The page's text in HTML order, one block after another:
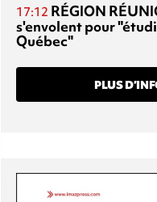
17:12 RÉGION
s'envolent pour
Québec"
PLUS